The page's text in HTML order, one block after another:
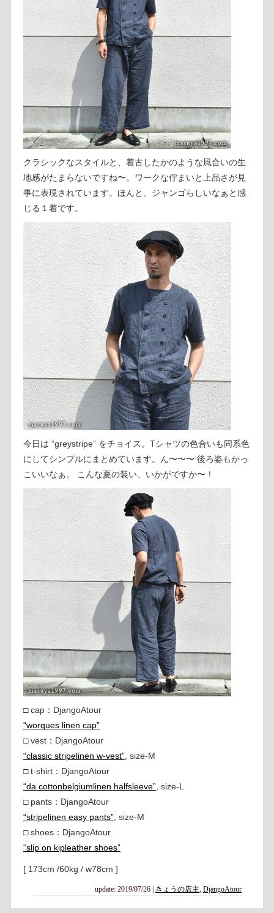
クラシックなスタイルと、着古したかのような風合いの生
地感がたまらないですね〜。ワークな佇まいと上品さが見
事に表現されています。ほんと、ジャンゴらしいなぁと感
じる１着です。
今日は “greystripe” をチョイス。Tシャツの色合いも同系色
にしてシンプルにまとめています。ん〜〜〜 後ろ姿もかっ
こいいなぁ。 こんな夏の装い、いかがですか〜！
□ cap：DjangoAtour
“worques linen cap”
□ vest：DjangoAtour
“classic stripelinen w-vest”, size-M
□ t-shirt：DjangoAtour
“da cottonbelgiumlinen halfsleeve”, size-L
□ pants：DjangoAtour
“stripelinen easy pants”, size-M
□ shoes：DjangoAtour
“slip on kipleather shoes”
[ 173cm /60kg / w78cm ]
update: 2019/07/26 | きょうの店主 ,DjangoAtour